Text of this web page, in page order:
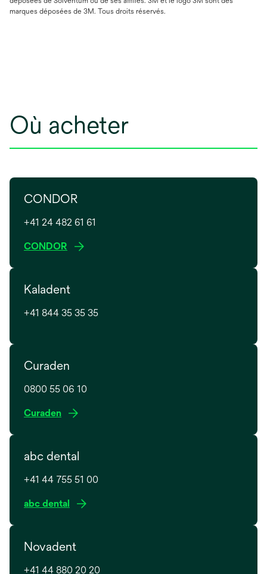
marques déposées de 3M. Tous droits réservés.
Où acheter
CONDOR
+41 24 482 61 61
CONDOR
u
r
s
n
u
v
l
g
Kaladent
+41 844 35 35 35
Curaden
0800 55 06 10
Curadens
u
r
e
u
abc dental
+41 44 755 51 00
abc dental
u
Novadent
+41 44 880 20 20